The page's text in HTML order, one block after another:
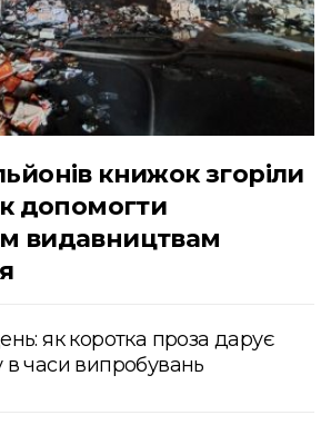
книжок згоріли
допомогти
видавництвам
як коротка проза дарує
часи випробувань